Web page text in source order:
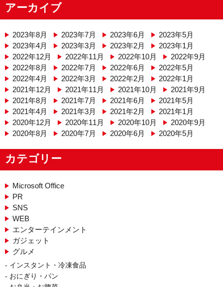
アーカイブ
2023年8月 2023年7月 2023年6月
2023年5月
2023年4月
2023年3月 2023年2月
2023年1月
2022年12月
2022年11月 2022年10月
2022年9月
2022年8月
2022年7月 2022年6月
2022年5月
2022年4月
2022年3月 2022年2月
2022年1月
2021年12月
2021年11月 2021年10月
2021年9月
2021年8月
2021年7月 2021年6月
2021年5月
2021年4月
2021年3月 2021年2月
2021年1月
2020年12月
2020年11月 2020年10月
2020年9月
2020年8月
2020年7月 2020年6月 2020年5月
カテゴリー
Microsoft Office
PR
SNS
WEB
エンターテインメント
ガジェット
グルメ
インスタント・冷凍食品
おにぎり・パン